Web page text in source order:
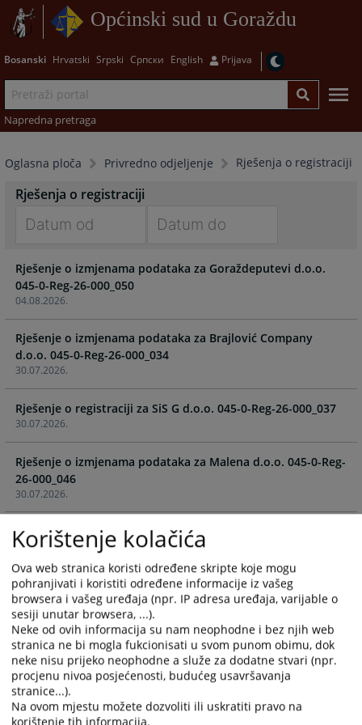
Općinski sud u Goraždu
Bosanski Hrvatski Srpski Српски English Prijava
Napredna pretraga
Oglasna ploča Privredno odjeljenje Rješenja o registraciji
Rješenja o registraciji
forward
to
interact
with
the
calendar
and
select
a
date.
Press
the
question
mark
key
to
the
keyboard
shortcuts
for
changing
dates.
forward
with
the
calendar
select
a
Press
the
key
to
the
keyboard
shortcuts
for
changing
dates.
04.08.2026.
Rješenje o izmjenama podataka za Goraždeputevi d.o.o.
045-0-Reg-26-000_050
30.07.2026.
Rješenje o izmjenama podataka za Brajlović Company
d.o.o. 045-0-Reg-26-000_034
30.07.2026.
Rješenje o registraciji za SiS G d.o.o. 045-0-Reg-26-000_037
30.07.2026.
Rješenje o izmjenama podataka za Malena d.o.o. 045-0-Reg-
26-000_046
30.07.2026.
Rješenje za NEPA INVEST 045-0-Reg-26-000 036
30.07.2026.
Rješenje o izmjenama podataka za Sigma Plast d.o.o. 045-0-
Reg-26-000_042
30.07.2026.
Rješenje za Vizija d.o.o. 045-0-Reg-26-000 035
Rješenje o izmjenama podataka za Beno d.o.o. 045-0-Reg-
Korištenje kolačića
Ova web stranica koristi određene skripte koje mogu
pohranjivati i koristiti određene informacije iz vašeg
browsera i vašeg uređaja (npr. IP adresa uređaja, varijable o
sesiji unutar browsera, ...).
Neke od ovih informacija su nam neophodne i bez njih web
stranica ne bi mogla fukcionisati u svom punom obimu, dok
neke nisu prijeko neophodne a služe za dodatne stvari (npr.
procjenu nivoa posjećenosti, budućeg usavršavanja
stranice...).
Na ovom mjestu možete dozvoliti ili uskratiti pravo na
korištenje tih informacija.